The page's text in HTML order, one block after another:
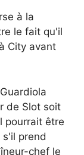
à la
le fait qu'il
City avant
de Slot soit
pourrait être
prend
chef le